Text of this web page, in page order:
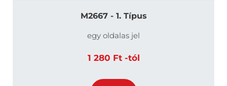
M2667 - 1. Típus
egy oldalas jel
1 280 Ft -tól